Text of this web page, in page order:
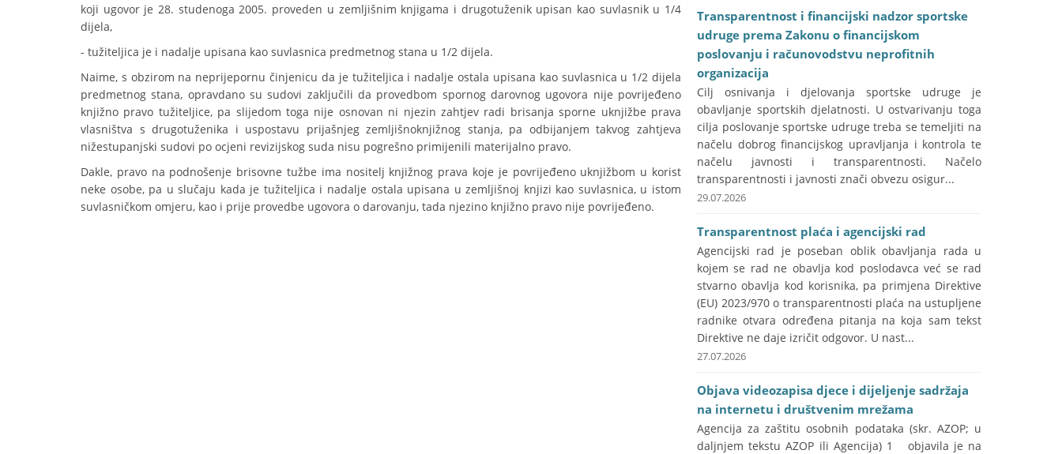
koji ugovor je 28. studenoga 2005. proveden u zemljišnim knjigama i drugotuženik upisan kao suvlasnik u 1/4
dijela,
- tužiteljica je i nadalje upisana kao suvlasnica predmetnog stana u 1/2 dijela.
Naime, s obzirom na neprijepornu činjenicu da je tužiteljica i nadalje ostala upisana kao suvlasnica u 1/2 dijela
predmetnog stana, opravdano su sudovi zaključili da provedbom spornog darovnog ugovora nije povrijeđeno
knjižno pravo tužiteljice, pa slijedom toga nije osnovan ni njezin zahtjev radi brisanja sporne uknjižbe prava
vlasništva s drugotuženika i uspostavu prijašnjeg zemljišnoknjižnog stanja, pa odbijanjem takvog zahtjeva
nižestupanjski sudovi po ocjeni revizijskog suda nisu pogrešno primijenili materijalno pravo.
Dakle, pravo na podnošenje brisovne tužbe ima nositelj knjižnog prava koje je povrijeđeno uknjižbom u korist
neke osobe, pa u slučaju kada je tužiteljica i nadalje ostala upisana u zemljišnoj knjizi kao suvlasnica, u istom
suvlasničkom omjeru, kao i prije provedbe ugovora o darovanju, tada njezino knjižno pravo nije povrijeđeno.
Transparentnost i financijski nadzor sportske
udruge prema Zakonu o financijskom
poslovanju i računovodstvu neprofitnih
organizacija
Cilj osnivanja i djelovanja sportske udruge je
obavljanje sportskih djelatnosti. U ostvarivanju toga
cilja poslovanje sportske udruge treba se temeljiti na
načelu dobrog financijskog upravljanja i kontrola te
načelu javnosti i transparentnosti. Načelo
transparentnosti i javnosti znači obvezu osigur...
29.07.2026
Transparentnost plaća i agencijski rad
Agencijski rad je poseban oblik obavljanja rada u
kojem se rad ne obavlja kod poslodavca već se rad
stvarno obavlja kod korisnika, pa primjena Direktive
(EU) 2023/970 o transparentnosti plaća na ustupljene
radnike otvara određena pitanja na koja sam tekst
Direktive ne daje izričit odgovor. U nast...
27.07.2026
Objava videozapisa djece i dijeljenje sadržaja
na internetu i društvenim mrežama
Agencija za zaštitu osobnih podataka (skr. AZOP; u
daljnjem tekstu AZOP ili Agencija) 1 objavila je na